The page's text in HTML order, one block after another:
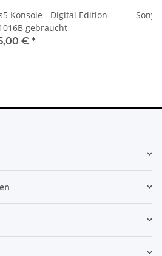
Konsole - Digital Edition-
gebraucht
€ *
Sony